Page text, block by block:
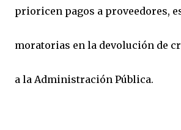
prioricen pagos a proveedores,
moratorias en la devolución de
a la Administración Pública.